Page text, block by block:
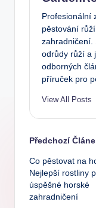
Profesionální
pěstování
zahradničení.
odrůdy růží a
odborných
příruček pro
View All Posts
Post
Předchozí
Co pěstovat na
Nejlepší rostliny
úspěšné horské
zahradničení